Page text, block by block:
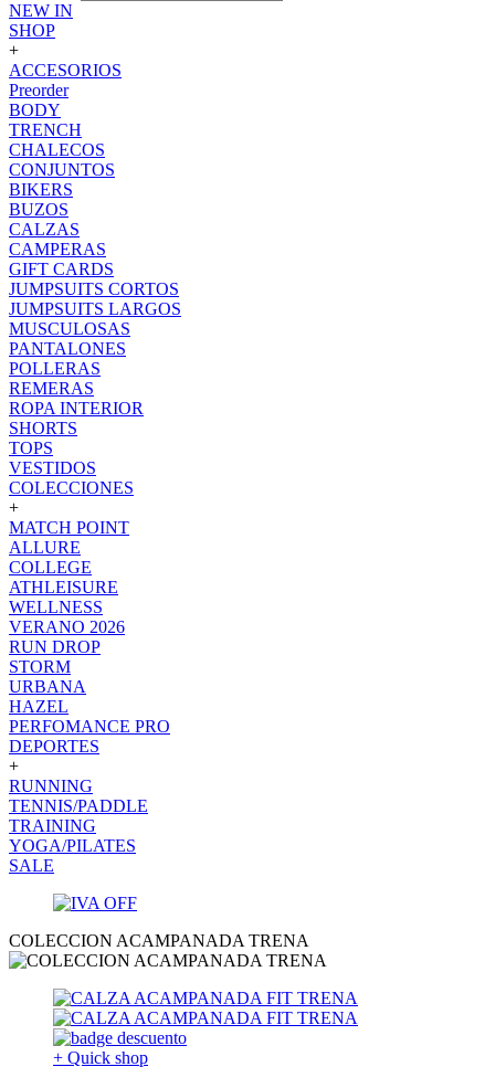
NEW IN
SHOP
+
ACCESORIOS
Preorder
BODY
TRENCH
CHALECOS
CONJUNTOS
BIKERS
BUZOS
CALZAS
CAMPERAS
GIFT CARDS
JUMPSUITS CORTOS
JUMPSUITS LARGOS
MUSCULOSAS
PANTALONES
POLLERAS
REMERAS
ROPA INTERIOR
SHORTS
TOPS
VESTIDOS
COLECCIONES
+
MATCH POINT
ALLURE
COLLEGE
ATHLEISURE
WELLNESS
VERANO 2026
RUN DROP
STORM
URBANA
HAZEL
PERFOMANCE PRO
DEPORTES
+
RUNNING
TENNIS/PADDLE
TRAINING
YOGA/PILATES
SALE
COLECCION ACAMPANADA TRENA
+ Quick shop